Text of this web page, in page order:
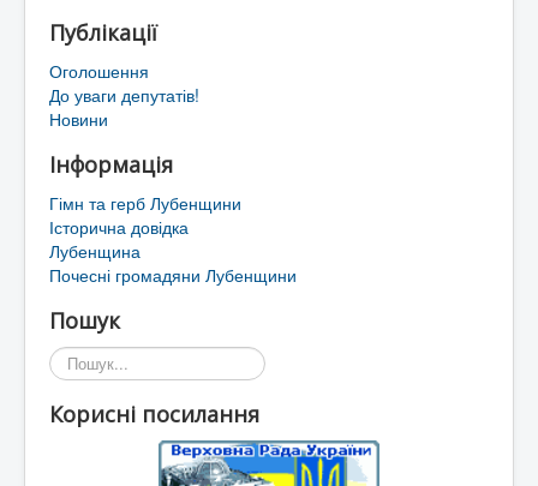
Публікації
Оголошення
До уваги депутатів!
Новини
Інформація
Гімн та герб Лубенщини
Історична довідка
Лубенщина
Почесні громадяни Лубенщини
Пошук
Пошук...
Корисні посилання